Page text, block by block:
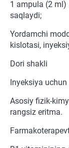
1 ampula (2 ml)
saqlaydi;
Yordamchi
kislotasi,
Dori shakli
Inyeksiya
Asosiy fizik-
rangsiz eritma.